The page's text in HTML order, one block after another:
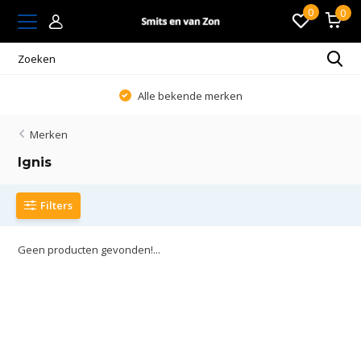
0 0
Alle bekende merken
Merken
Ignis
Filters
Geen producten gevonden!...